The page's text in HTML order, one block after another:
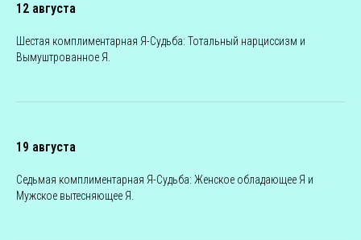
12 августа
Шестая комплиментарная Я-Судьба: Тотальный нарциссизм и
Вымуштрованное Я.
19 августа
Седьмая комплиментарная Я-Судьба: Женское обладающее Я и
Мужское вытесняющее Я.